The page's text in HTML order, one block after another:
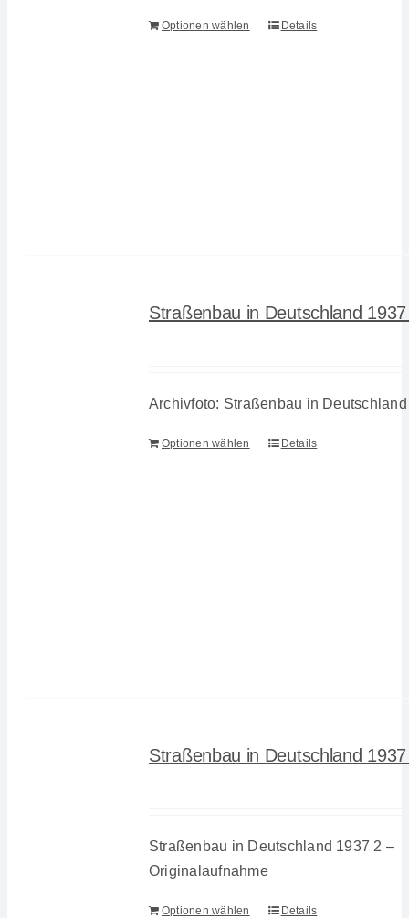
Optionen wählen Details
Straßenbau in Deutschland
Archivfoto: Straßenbau in
Optionen wählen Details
Straßenbau in Deutschland
Straßenbau in Deutschland 1937 2 –
Originalaufnahme
Optionen wählen Details